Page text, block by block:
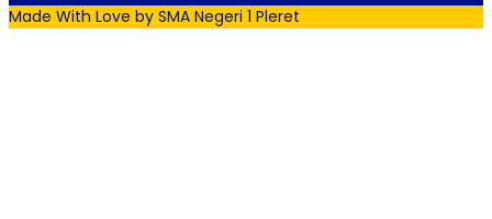
Made With Love by SMA Negeri 1 Pleret